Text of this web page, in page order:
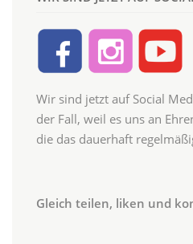
Wir sind jetzt auf Social
der Fall, weil es uns an
die das dauerhaft
Gleich teilen, liken und